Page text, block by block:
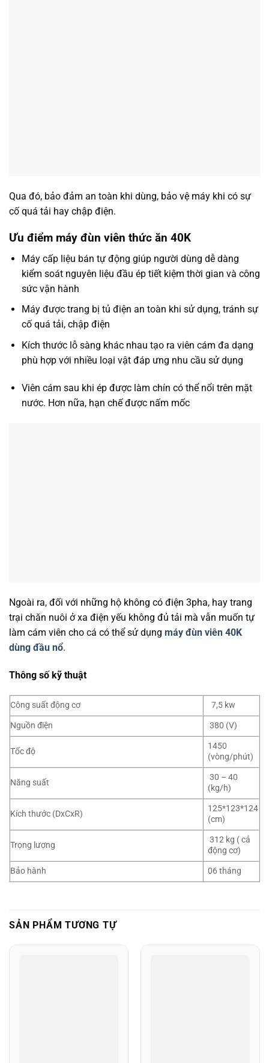
Qua đó, bảo đảm an toàn khi dùng, bảo vệ máy khi có sự
cố quá tải hay chập điện.
Ưu điểm máy đùn viên thức ăn 40K
Máy cấp liệu bán tự động giúp người dùng dễ dàng
kiểm soát nguyên liệu đầu ép tiết kiệm thời gian và công
sức vận hành
Máy được trang bị tủ điện an toàn khi sử dụng, tránh sự
cố quá tải, chập điện
Kích thước lỗ sàng khác nhau tạo ra viên cám đa dạng
phù hợp với nhiều loại vật đáp ưng nhu cầu sử dụng
Viên cám sau khi ép được làm chín có thể nổi trên mặt
nước. Hơn nữa, hạn chế được nấm mốc
Ngoài ra, đối với những hộ không có điện 3pha, hay trang
trại chăn nuôi ở xa điện yếu không đủ tải mà vẫn muốn tự
làm cám viên cho cá có thể sử dụng máy đùn viên 40K
dùng đầu nổ.
Thông số kỹ thuật
Công suất động cơ
7,5 kw
Nguồn điện
380 (V)
Tốc độ
1450
(vòng/phút)
Năng suất
30 – 40
(kg/h)
Kích thước (DxCxR)
125*123*124
(cm)
Trọng lượng
312 kg ( cả
động cơ)
Bảo hành
06 tháng
SẢN PHẨM TƯƠNG TỰ